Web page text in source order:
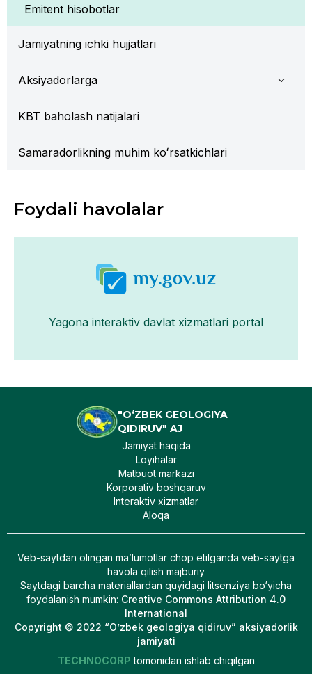
Emitent hisobotlar
Jamiyatning ichki hujjatlari
Aksiyadorlarga
KBT baholash natijalari
Samaradorlikning muhim koʻrsatkichlari
Foydali havolalar
Yagona interaktiv davlat xizmatlari portal
"O‘ZBEK GEOLOGIYA
QIDIRUV" AJ
Jamiyat haqida
Loyihalar
Matbuot markazi
Korporativ boshqaruv
Interaktiv xizmatlar
Aloqa
Veb-saytdan olingan maʼlumotlar chop etilganda veb-saytga
havola qilish majburiy
Saytdagi barcha materiallardan quyidagi litsenziya bo‘yicha
foydalanish mumkin: Creative Commons Attribution 4.0
International
Copyright © 2022 “O’zbek geologiya qidiruv” aksiyadorlik
jamiyati
TECHNOCORP tomonidan ishlab chiqilgan